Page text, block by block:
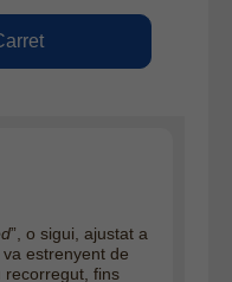
”, o sigui, ajustat a
estrenyent de
recorregut, fins